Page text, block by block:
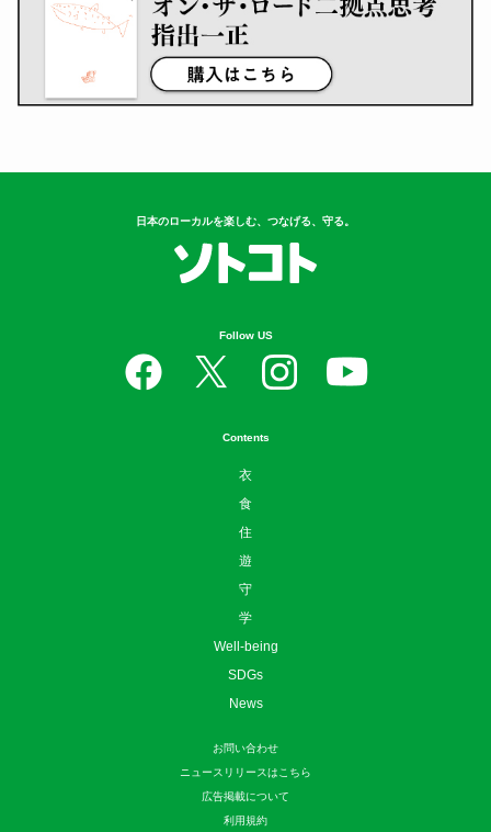
日本のローカルを楽しむ、つなげる、守る。
Follow US
Contents
衣
食
住
遊
守
学
Well-being
SDGs
News
お問い合わせ
ニュースリリースはこちら
広告掲載について
利用規約